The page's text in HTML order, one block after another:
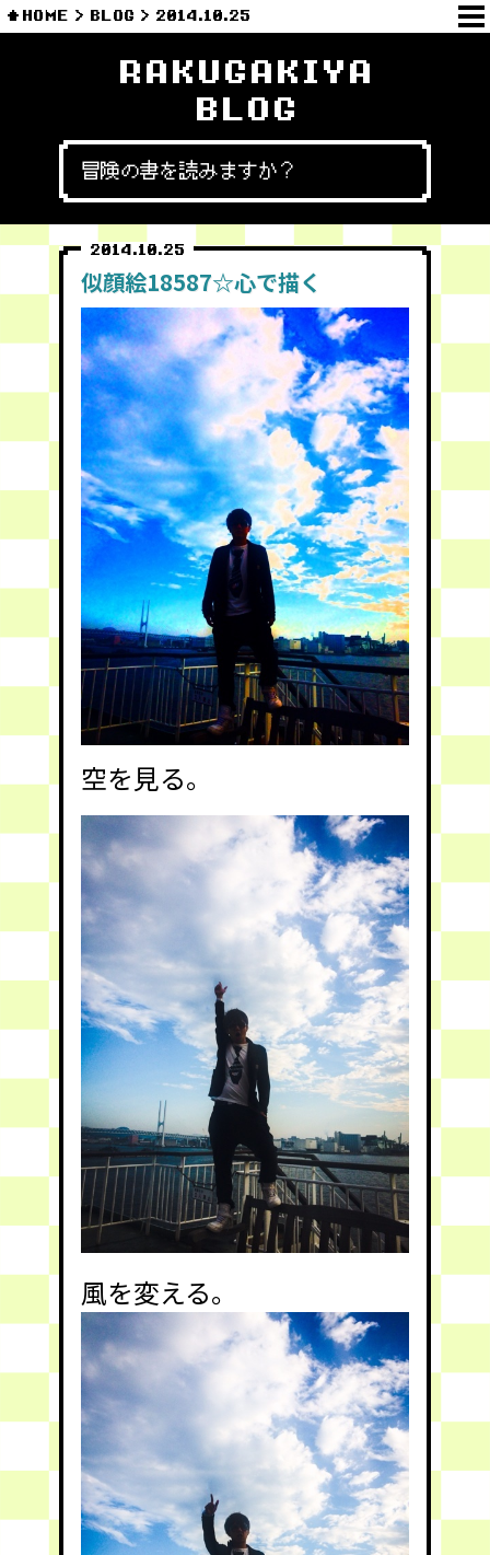
HOME BLOG 2014.10.25
RAKUGAKIYA
BLOG
冒険の書を読みますか？
2014.10.25
似顔絵18587☆心で描く
空を見る。
風を変える。